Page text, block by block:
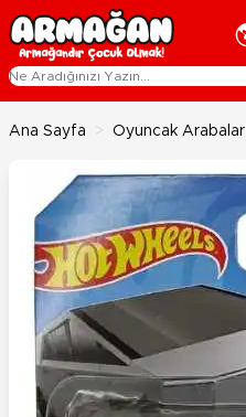
İçeriğe geç
Ana Sayfa > Oyuncak Arabalar